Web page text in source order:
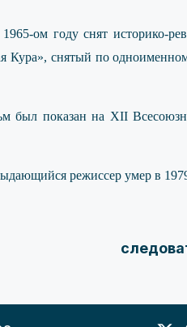
ом году снят историко-
Кура», снятый по
был показан на XII
режиссер умер в